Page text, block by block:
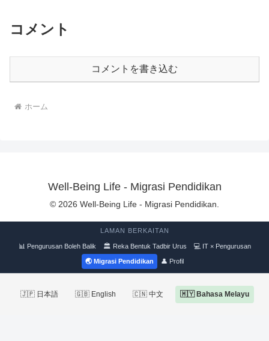
コメント
コメントを書き込む
ホーム
Well-Being Life - Migrasi Pendidikan
© 2026 Well-Being Life - Migrasi Pendidikan.
LAMAN BERKAITAN
📊 Pengurusan Boleh Balik 🏛 Reka Bentuk Tadbir Urus 💻 IT × Pengurusan
🌏 Migrasi Pendidikan 👤 Profil
🇯🇵 日本語 🇬🇧 English 🇨🇳 中文 🇲🇾 Bahasa Melayu